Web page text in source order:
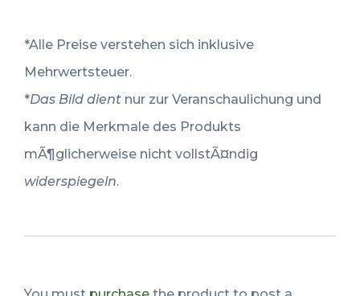
*Alle Preise verstehen sich inklusive
Mehrwertsteuer.
*Das Bild dient nur zur Veranschaulichung und
kann die Merkmale des Produkts
mÃ¶glicherweise nicht vollstÃ¤ndig
widerspiegeln.